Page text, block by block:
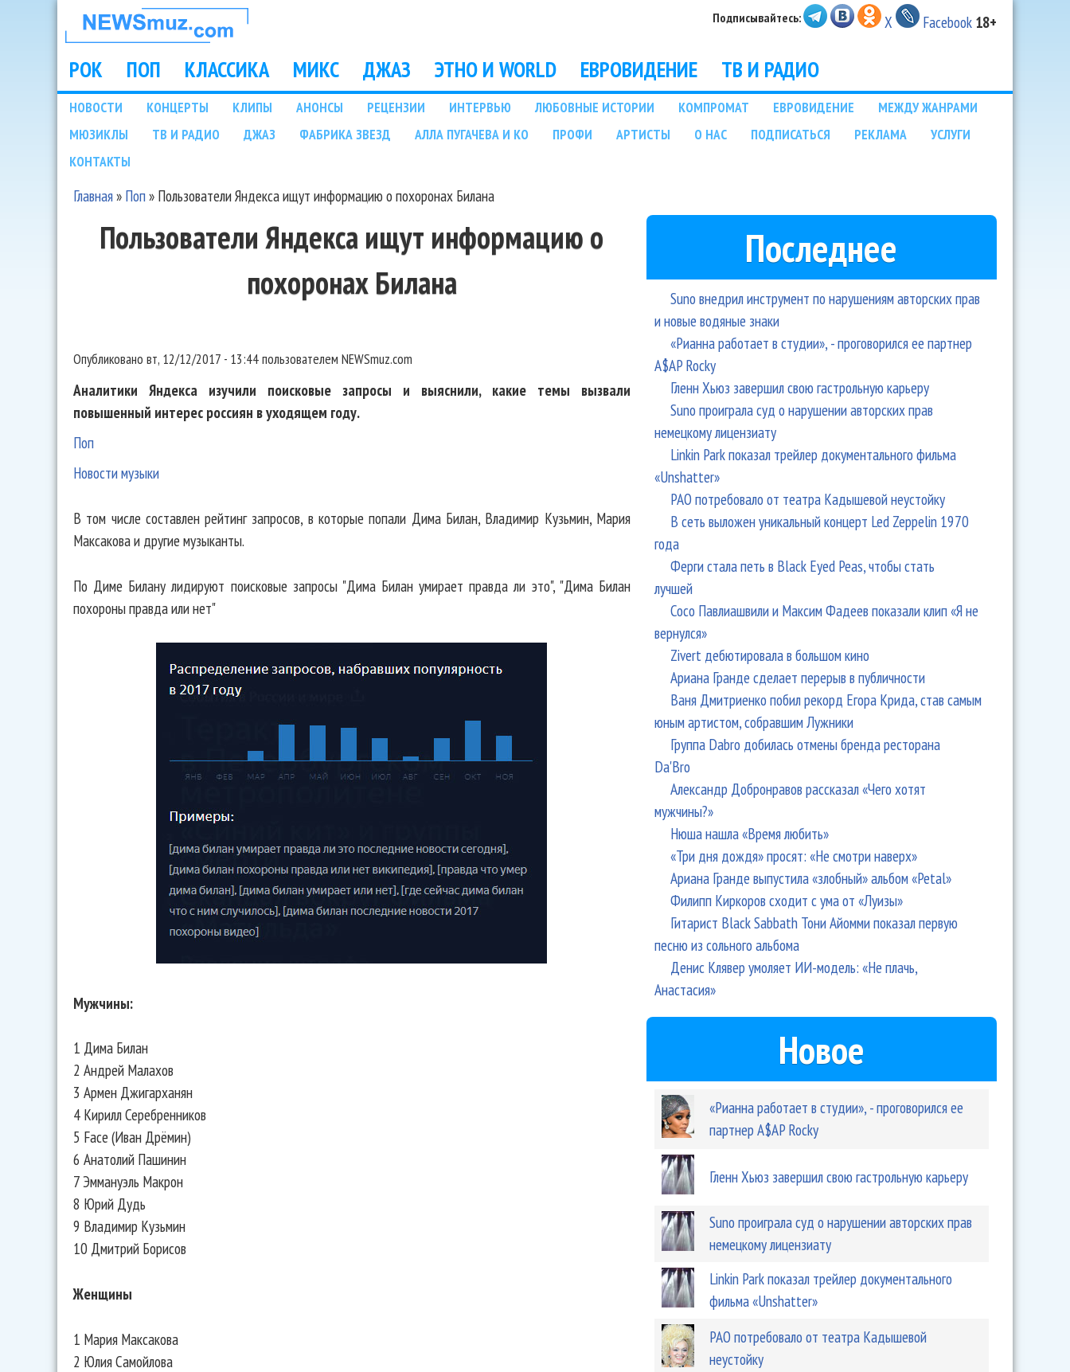
НОВОСТИ
МУЗЫКИ И
ШОУ БИЗНЕСА
NEWSMUZ.COM
Подписывайтесь: X Facebook 18+
Main menu
РОК ПОП КЛАССИКА МИКС ДЖАЗ ЭТНО И WORLD ЕВРОВИДЕНИЕ ТВ И РАДИО
Подразделы
НОВОСТИ КОНЦЕРТЫ КЛИПЫ АНОНСЫ РЕЦЕНЗИИ ИНТЕРВЬЮ ЛЮБОВНЫЕ ИСТОРИИ КОМПРОМАТ ЕВРОВИДЕНИЕ
МЕЖДУ ЖАНРАМИ
МЮЗИКЛЫ
ТВ И РАДИО ДЖАЗ ФАБРИКА ЗВЕЗД АЛЛА ПУГАЧЕВА И КО ПРОФИ АРТИСТЫ О НАС ПОДПИСАТЬСЯ РЕКЛАМА
УСЛУГИ
КОНТАКТЫ
Главная» Поп» Пользователи Яндекса ищут информацию о похоронах Билана
Пользователи Яндекса ищут информацию о
похоронах Билана
Опубликовано вт, 12/12/2017 - 13:44пользователем NEWSmuz.com
Аналитики Яндекса изучили поисковые запросы и выяснили, какие темы вызвали
повышенный интерес россиян в уходящем году.
Поп
Новости музыки
В том числе составлен рейтинг запросов, в которые попали Дима Билан, Владимир Кузьмин, Мария
Максакова и другие музыканты.
По Диме Билану лидируют поисковые запросы "Дима Билан умирает правда ли это", "Дима Билан
похороны правда или нет"
Мужчины:
1 Дима Билан
2 Андрей Малахов
3 Армен Джигарханян
4 Кирилл Серебренников
5 Face (Иван Дрёмин)
6 Анатолий Пашинин
7 Эммануэль Макрон
8 Юрий Дудь
9 Владимир Кузьмин
10 Дмитрий Борисов
Женщины
1 Мария Максакова
2 Юлия Самойлова
Последнее
Suno внедрил инструмент по нарушениям авторских прав
и новые водяные знаки
«Рианна работает в студии», - проговорился ее партнер
A$AP Rocky
Гленн Хьюз завершил свою гастрольную карьеру
Suno проиграла суд о нарушении авторских прав
немецкому лицензиату
Linkin Park показал трейлер документального фильма
«Unshatter»
РАО потребовало от театра Кадышевой неустойку
В сеть выложен уникальный концерт Led Zeppelin 1970
года
Ферги стала петь в Black Eyed Peas, чтобы стать
лучшей
Сосо Павлиашвили и Максим Фадеев показали клип «Я не
вернулся»
Zivert дебютировала в большом кино
Ариана Гранде сделает перерыв в публичности
Ваня Дмитриенко побил рекорд Егора Крида, став самым
юным артистом, собравшим Лужники
Группа Dabro добилась отмены бренда ресторана
Da'Bro
Александр Добронравов рассказал «Чего хотят
мужчины?»
Нюша нашла «Время любить»
«Три дня дождя» просят: «Не смотри наверх»
Ариана Гранде выпустила «злобный» альбом «Petal»
Филипп Киркоров сходит с ума от «Луизы»
Гитарист Black Sabbath Тони Айомми показал первую
песню из сольного альбома
Денис Клявер умоляет ИИ-модель: «Не плачь,
Анастасия»
Новое
«Рианна работает в студии», - проговорился ее
партнер A$AP Rocky
Гленн Хьюз завершил свою гастрольную карьеру
Suno проиграла суд о нарушении авторских прав
немецкому лицензиату
Linkin Park показал трейлер документального
фильма «Unshatter»
РАО потребовало от театра Кадышевой
неустойку